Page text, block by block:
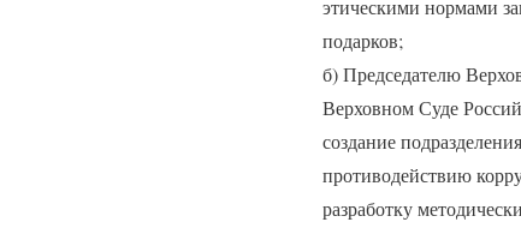
этическими нормами
подарков;
б) Председателю
Верховном Суде
создание
противодействию
разработку